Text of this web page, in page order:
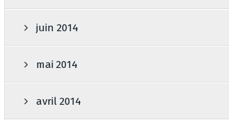
juin 2014
mai 2014
avril 2014